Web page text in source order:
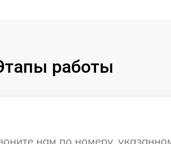
работы
нам по номеру,